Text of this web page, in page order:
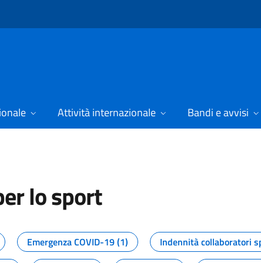
Attività internazionale Bandi e avvisi
lo sport
dal Dipartimento per lo
Emergenza COVID-19 (1) Indennità collaboratori